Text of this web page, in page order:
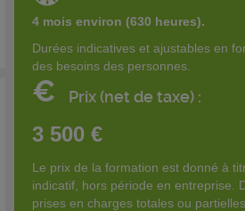
4 mois environ (630 heures).
Durées indicatives et ajustables en
des besoins des personnes.
€ Prix (net de taxe) :
3 500 €
Le prix de la formation est donné à
indicatif, hors période en entreprise.
prises en charges totales ou